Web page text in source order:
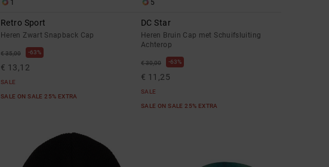
1
Retro Sport
Heren Zwart Snapback Cap
€ 35,00 63%
€ 13,12
SALE
SALE ON SALE 25% EXTRA
5
DC Star
Heren Bruin Cap met Schuifsluiting
Achterop
€ 30,00 63%
€ 11,25
SALE
SALE ON SALE 25% EXTRA